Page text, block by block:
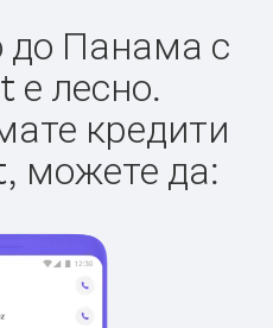
Панама с
е лесно.
кредити
можете да: